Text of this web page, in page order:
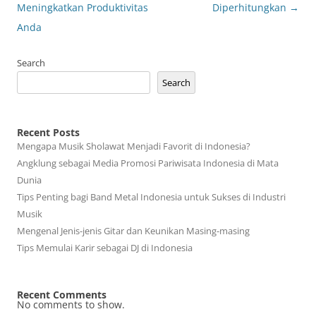
Meningkatkan Produktivitas
Anda
Diperhitungkan →
Search
Search
Recent Posts
Mengapa Musik Sholawat Menjadi Favorit di Indonesia?
Angklung sebagai Media Promosi Pariwisata Indonesia di Mata
Dunia
Tips Penting bagi Band Metal Indonesia untuk Sukses di Industri
Musik
Mengenal Jenis-jenis Gitar dan Keunikan Masing-masing
Tips Memulai Karir sebagai DJ di Indonesia
Recent Comments
No comments to show.